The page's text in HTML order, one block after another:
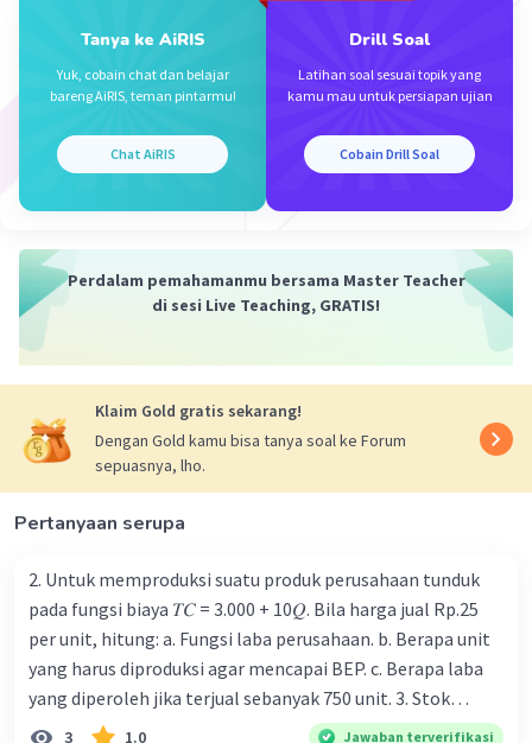
Tanya ke AiRIS
Yuk, cobain chat dan belajar
bareng AiRIS, teman pintarmu!
Chat AiRIS
Drill Soal
Latihan soal sesuai topik yang
kamu mau untuk persiapan ujian
Cobain Drill Soal
Perdalam pemahamanmu bersama Master Teacher
di sesi Live Teaching, GRATIS!
Klaim Gold gratis sekarang!
Dengan Gold kamu bisa tanya soal ke Forum
sepuasnya, lho.
Pertanyaan serupa
2. Untuk memproduksi suatu produk perusahaan tunduk
pada fungsi biaya 𝑇𝐶 = 3.000 + 10𝑄. Bila harga jual Rp.25
per unit, hitung: a. Fungsi laba perusahaan. b. Berapa unit
yang harus diproduksi agar mencapai BEP. c. Berapa laba
yang diperoleh jika terjual sebanyak 750 unit. 3. Stok
barang PT. Abadi pada bulan pertama berjumlah 12,
3 1.0 Jawaban terverifikasi